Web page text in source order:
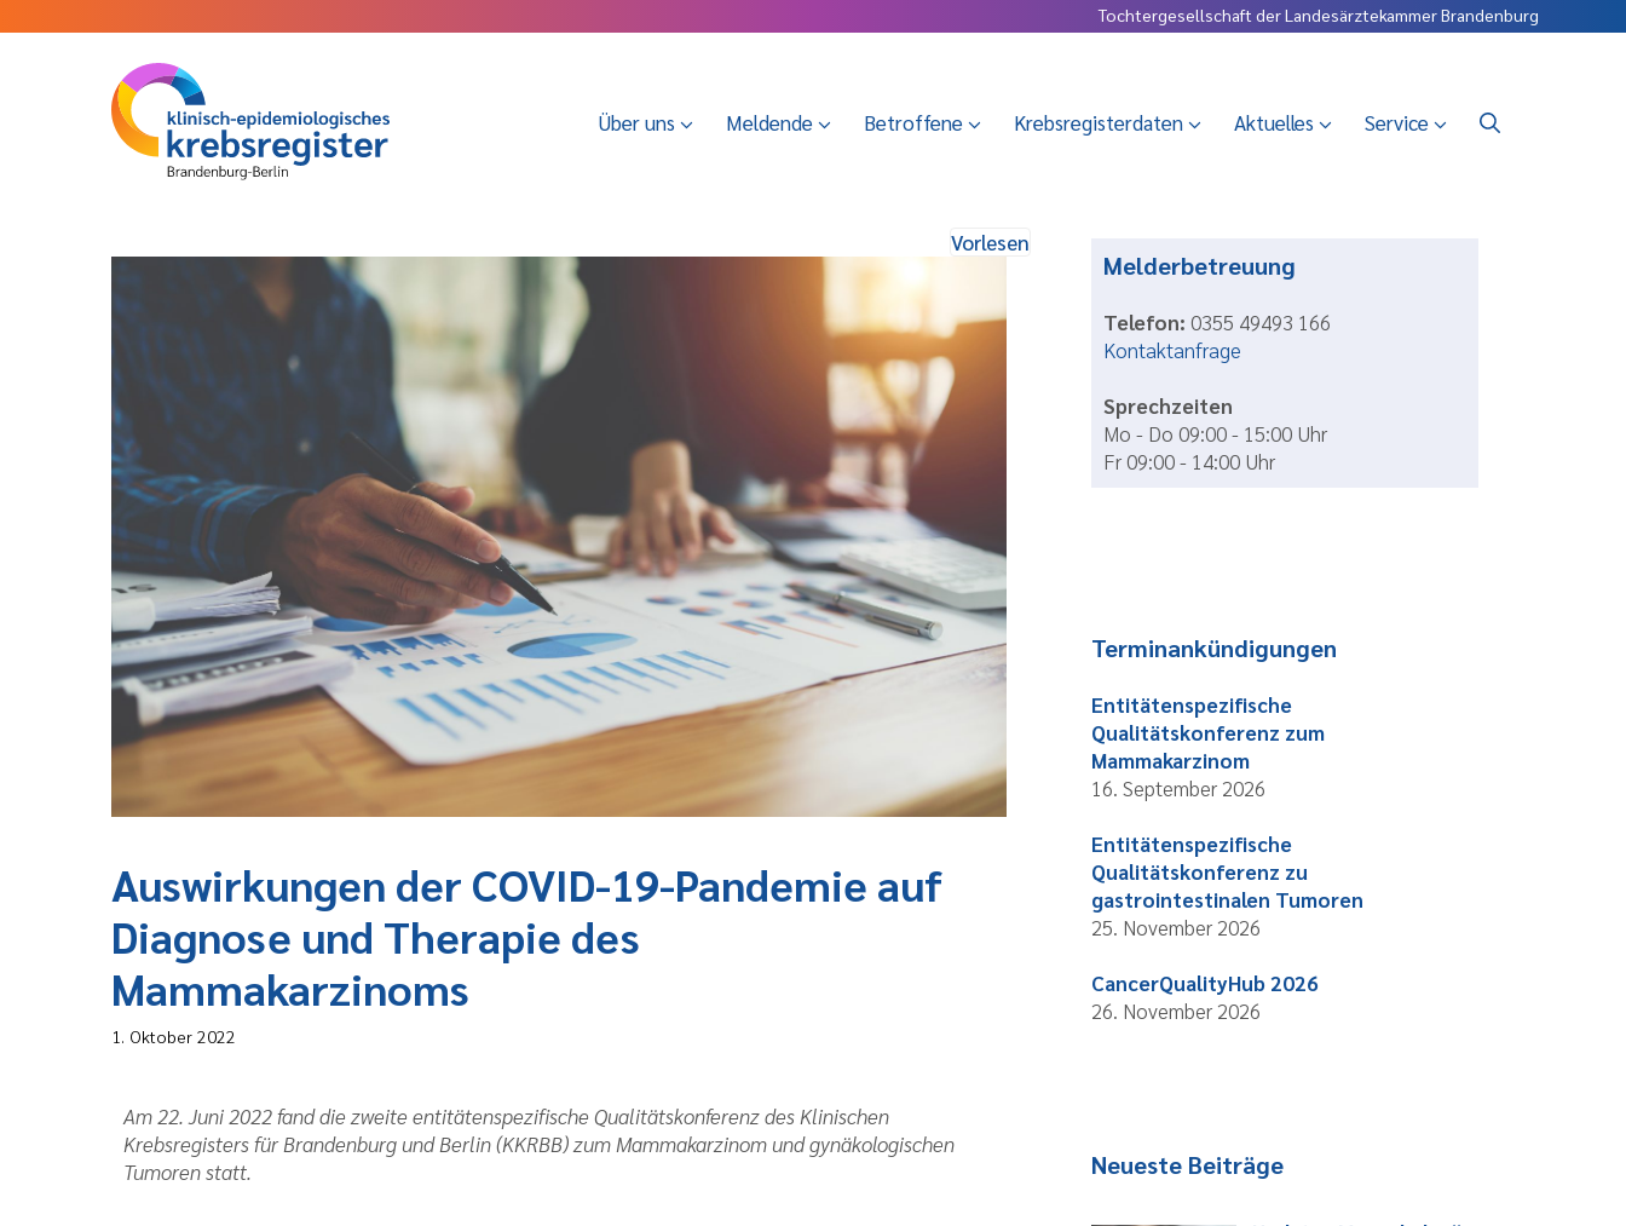
Tochtergesellschaft der Landesärztekammer Brandenburg
Über uns Meldende Betroffene Krebsregisterdaten Aktuelles Service
Vorlesen
Auswirkungen der COVID-19-Pandemie auf
Diagnose und Therapie des
Mammakarzinoms
1. Oktober 2022
Am 22. Juni 2022 fand die zweite entitätenspezifische Qualitätskonferenz des Klinischen
Krebsregisters für Brandenburg und Berlin (KKRBB) zum Mammakarzinom und gynäkologischen
Tumoren statt.
Melderbetreuung
Telefon: 0355 49493 166
Kontaktanfrage
Sprechzeiten
Mo - Do 09:00 - 15:00 Uhr
Fr 09:00 - 14:00 Uhr
Terminankündigungen
Entitätenspezifische
Qualitätskonferenz zum
Mammakarzinom
16. September 2026
Entitätenspezifische
Qualitätskonferenz zu
gastrointestinalen Tumoren
25. November 2026
CancerQualityHub 2026
26. November 2026
Neueste Beiträge